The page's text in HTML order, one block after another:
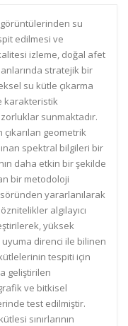
su
edilmesi ve
izleme, doğal afet
stratejik bir
su kütle çıkarma
karakteristik
sunmaktadır.
geometrik
spektral bilgileri bir
daha etkin bir şekilde
bir metodoloji
yararlanılarak
algılayıcı
yüksek
uyuma direnci ile bilinen
kütlelerinin tespiti için
geliştirilen
ve bitkisel
test edilmiştir.
sınırlarının